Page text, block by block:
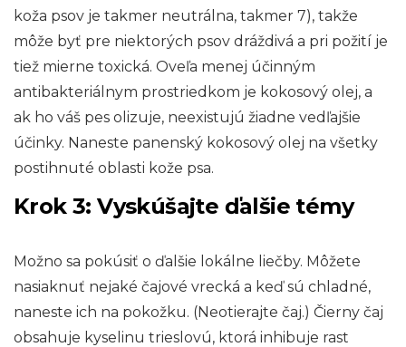
koža psov je takmer neutrálna, takmer 7), takže
môže byť pre niektorých psov dráždivá a pri požití je
tiež mierne toxická. Oveľa menej účinným
antibakteriálnym prostriedkom je kokosový olej, a
ak ho váš pes olizuje, neexistujú žiadne vedľajšie
účinky. Naneste panenský kokosový olej na všetky
postihnuté oblasti kože psa.
Krok 3: Vyskúšajte ďalšie témy
Možno sa pokúsiť o ďalšie lokálne liečby. Môžete
nasiaknuť nejaké čajové vrecká a keď sú chladné,
naneste ich na pokožku. (Neotierajte čaj.) Čierny čaj
obsahuje kyselinu trieslovú, ktorá inhibuje rast